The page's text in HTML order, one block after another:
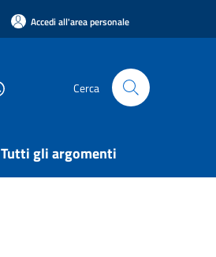
Accedi all'area personale
Cerca
Tutti gli argomenti